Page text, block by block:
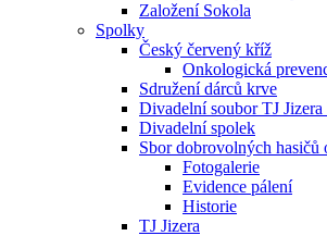
Založení Sokola
Spolky
Český červený kříž
Onkologická
Sdružení dárců krve
Divadelní soubor TJ
Divadelní spolek
Sbor dobrovolných hasičů
Fotogalerie
Evidence pálení
Historie
TJ Jizera